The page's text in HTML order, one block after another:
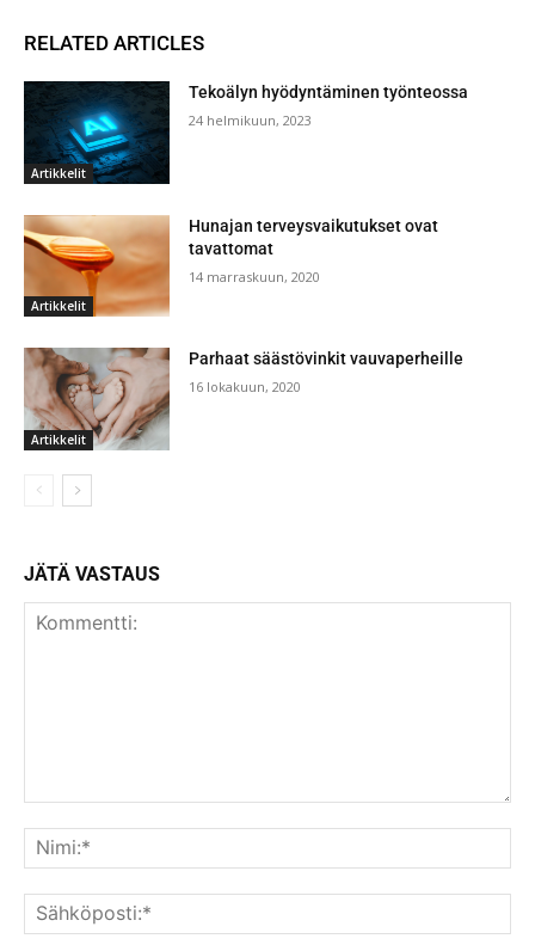
RELATED ARTICLES
Artikkelit
Tekoälyn hyödyntäminen työnteossa
24 helmikuun, 2023
Artikkelit
Hunajan terveysvaikutukset ovat
tavattomat
14 marraskuun, 2020
Artikkelit
Parhaat säästövinkit vauvaperheille
16 lokakuun, 2020
JÄTÄ VASTAUS